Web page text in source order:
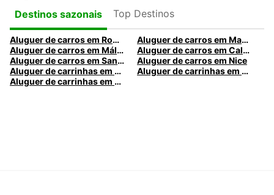
Destinos sazonais
Top Destinos
Aluguer de carros em Roma
Aluguer de carros em Madrid
Aluguer de carros em Málaga
Aluguer de carros em Caldas da Rainha
Aluguer de carros em Santa Maria da Feira
Aluguer de carros em Nice
Aluguer de carrinhas em Nice
Aluguer de carrinhas em Santa Maria da Feira
Aluguer de carrinhas em Caldas da Rainha